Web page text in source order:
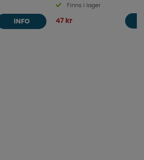
INFO
Finns i lager
47 kr